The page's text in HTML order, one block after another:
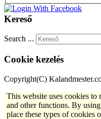
Kereső
Search ...
Cookie kezelés
Copyright(C)
This website uses cookies to
and other functions. By
place these types of cookies